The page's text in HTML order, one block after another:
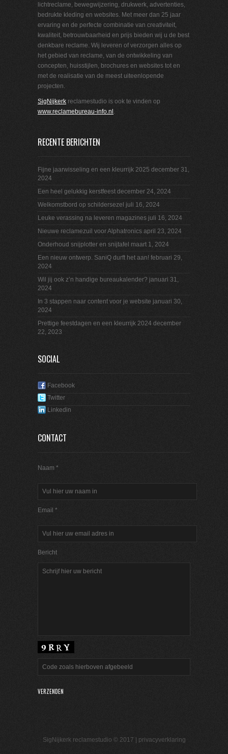
lichtreclame, bewegwijzering, drukwerk, advertenties,
bedrukte kleding en websites. Met meer dan 25 jaar
ervaring en de perfecte combinatie van creativiteit,
kwaliteit, betrouwbaarheid en prijs bieden wij u de best
denkbare reclame. Wij leveren of verzorgen alles op
het gebied van reclame, van de ontwikkeling van
concepten, huisstijlen, brochures en websites tot en
met de realisatie van de meest uiteenlopende
projecten.
SigNijkerk reclamestudio is ook te vinden op
www.reclamebureau-info.nl .
RECENTE BERICHTEN
Fijne jaarwisseling en een kleurrijk 2025 december 31,
2024
Een heel gelukkig kerstfeest december 24, 2024
Welkomstbord op schildersezel juli 16, 2024
Leuke verassing na leveren magazines juli 16, 2024
Nieuwe reclamezuil voor Alphatronics april 23, 2024
Onderhoud snijplotter en snijtafel maart 1, 2024
Een nieuw ontwerp. SaniQ durft het aan! februari 29,
2024
Wil jij ook z’n handige bureaukalender? januari 31,
2024
In 3 stappen naar content voor je website januari 30,
2024
Prettige feestdagen en een kleurrijk 2024 december
22, 2023
SOCIAL
Facebook
Twitter
Linkedin
CONTACT
Naam *
Email *
Bericht
SigNijkerk reclamestudio © 2017 | privacyverklaring